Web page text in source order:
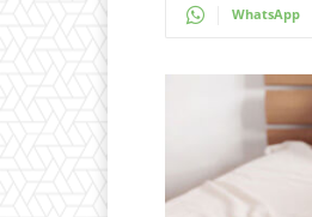
WhatsApp